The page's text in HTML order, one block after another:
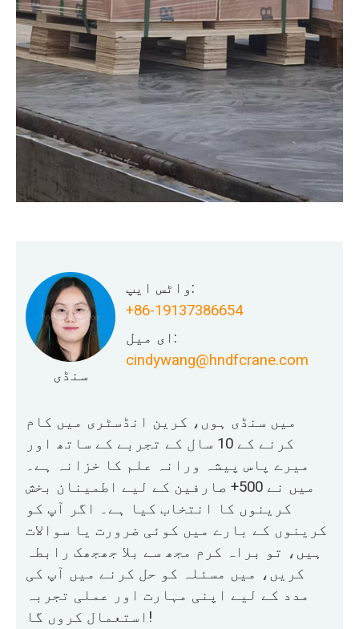
سنڈی
واٹس ایپ:
+86-19137386654
ای میل:
cindywang@hndfcrane.com
میں سنڈی ہوں، کرین انڈسٹری میں کام
کرنے کے 10 سال کے تجربے کے ساتھ اور
میرے پاس پیشہ ورانہ علم کا خزانہ ہے۔
میں نے 500+ صارفین کے لیے اطمینان بخش
کرینوں کا انتخاب کیا ہے۔ اگر آپ کو
کرینوں کے بارے میں کوئی ضرورت یا سوالات
ہیں، تو براہ کرم مجھ سے بلا جھجھک رابطہ
کریں، میں مسئلہ کو حل کرنے میں آپ کی
مدد کے لیے اپنی مہارت اور عملی تجربہ
استعمال کروں گا!